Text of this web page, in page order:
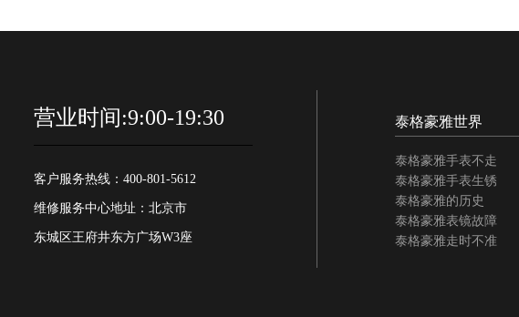
营业时间:9:00-19:30
客户服务热线：400-801-5612
维修服务中心地址：北京市
东城区王府井东方广场W3座
泰格豪雅世界
泰格豪雅手表不走
泰格豪雅手表生锈
泰格豪雅的历史
泰格豪雅表镜故障
泰格豪雅走时不准